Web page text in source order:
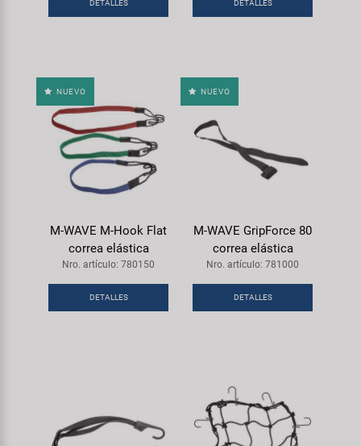
Transporte y Aparcamiento
Todas las marcas
DETALLES DETALLES
NUEVO
M-WAVE M-Hook Flat
correa elástica
Nro. artículo: 780150
DETALLES
NUEVO
M-WAVE GripForce 80
correa elástica
Nro. artículo: 781000
DETALLES